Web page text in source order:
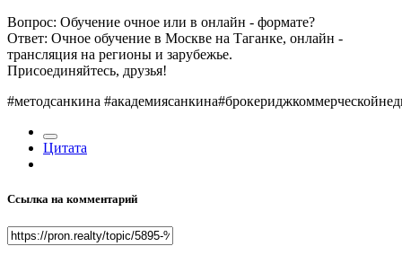
Вопрос: Обучение очное или в онлайн - формате?
Ответ: Очное обучение в Москве на Таганке, онлайн -
трансляция на регионы и зарубежье.
Присоединяйтесь, друзья!
#методсанкина
Цитата
Ссылка на комментарий